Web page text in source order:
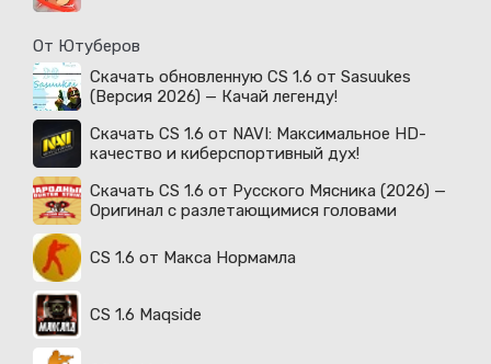
От Ютуберов
Скачать обновленную CS 1.6 от Sasuukes
(Версия 2026) — Качай легенду!
Скачать CS 1.6 от NAVI: Максимальное HD-
качество и киберспортивный дух!
Скачать CS 1.6 от Русского Мясника (2026) —
Оригинал с разлетающимися головами
CS 1.6 от Макса Нормамла
CS 1.6 Maqside